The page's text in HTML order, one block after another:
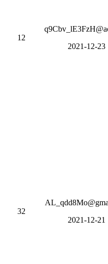
12
2021-12-23
32
2021-12-21